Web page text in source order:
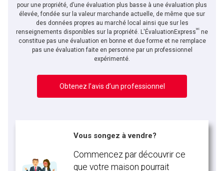
En cliquant sur le bouton « soumettre », vous consentez à nos conditions d'utilisation et
vous nous fournissez l'autorisation écrite de communiquer avec vous.
pour une propriété, d’une évaluation plus basse à une évaluation plus
élevée, fondée sur la valeur marchande actuelle, de même que sur
des données propres au marché local ainsi que sur les
renseignements disponibles sur la propriété. L'ÉvaluationExpressMC ne
constitue pas une évaluation en bonne et due forme et ne remplace
pas une évaluation faite en personne par un professionnel
expérimenté.
Obtenez l’avis d’un professionnel
Vous songez à vendre?
Commencez par découvrir ce
que votre maison pourrait